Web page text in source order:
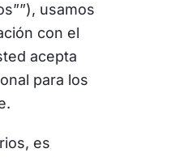
usamos
con el
acepta
para los
es